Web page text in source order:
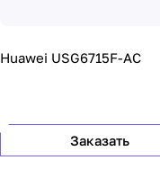
Huawei USG6715F-AC
Заказать